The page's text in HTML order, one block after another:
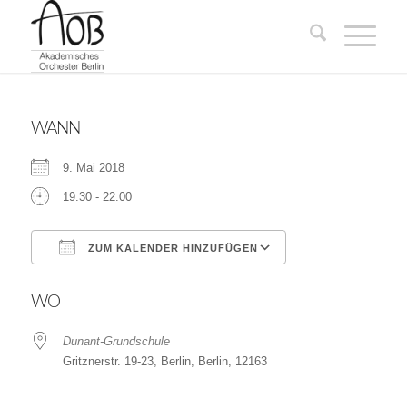
WANN
9. Mai 2018
19:30 - 22:00
ZUM KALENDER HINZUFÜGEN
WO
Dunant-Grundschule
Gritznerstr. 19-23, Berlin, Berlin, 12163